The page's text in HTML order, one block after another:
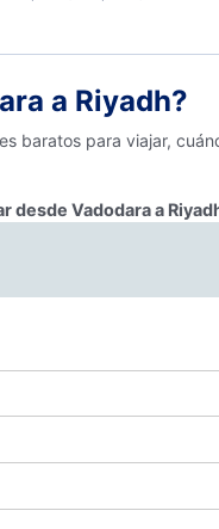
a Riyadh?
baratos para viajar,
desde Vadodara a